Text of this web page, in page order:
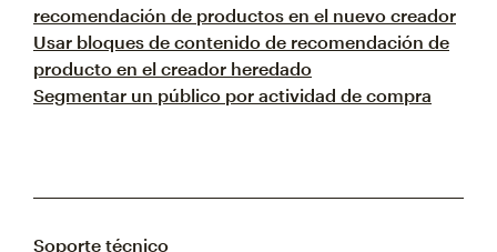
recomendación de productos en el nuevo creador
Usar bloques de contenido de recomendación de
producto en el creador heredado
Segmentar un público por actividad de compra
Soporte técnico